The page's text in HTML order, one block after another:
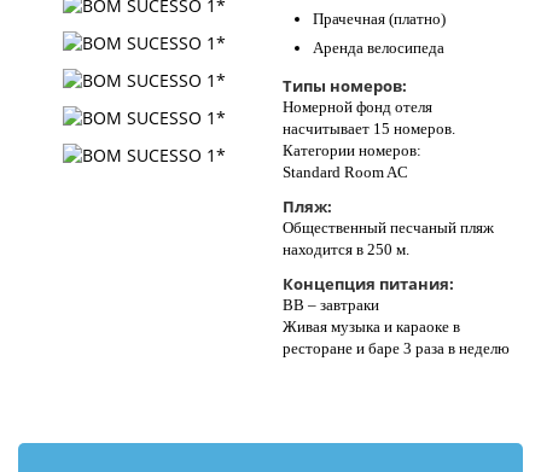
Прачечная (платно)
Аренда велосипеда
Типы номеров:
Номерной фонд отеля
насчитывает 15 номеров.
Категории номеров:
Standard Room AC
Пляж:
Общественный песчаный пляж
находится в 250 м.
Концепция питания:
BB – завтраки
Живая музыка и караоке в
ресторане и баре 3 раза в неделю